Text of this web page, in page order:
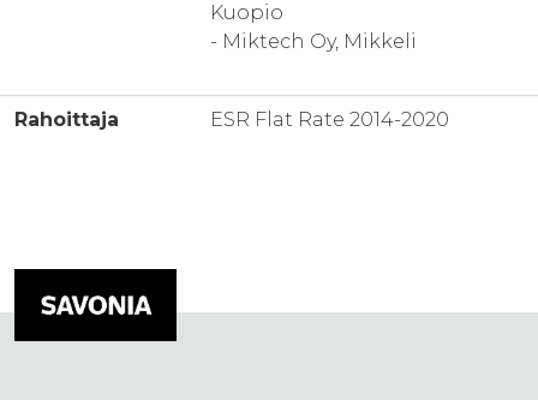
Kuopio
- Miktech Oy, Mikkeli
Rahoittaja ESR Flat Rate 2014-2020